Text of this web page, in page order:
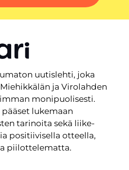
uutislehti, joka
ja Virolahden
monipuolisesti.
lukemaan
tarinoita sekä liike-
positiivisella otteella,
piilottelematta.